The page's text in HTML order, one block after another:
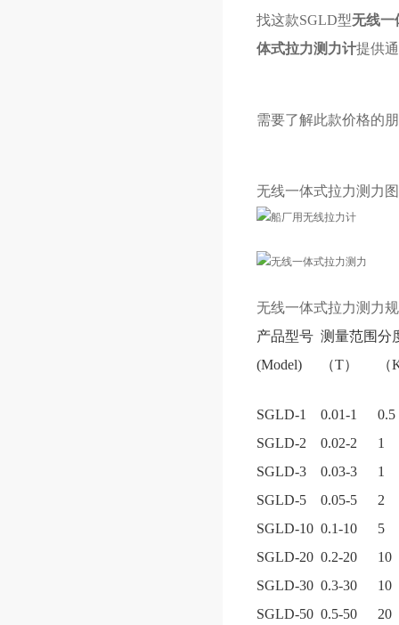
找这款SGLD型无线一
体式拉力测力计提供
需要了解此款价格的
无线一体式拉力测力
无线一体式拉力测力
产品型号
(Model)
测量范围
（T）
分
SGLD-1 0.01-1
0.5
SGLD-2
0.02-2
1
SGLD-3
0.03-3
1
SGLD-5
0.05-5
2
SGLD-10 0.1-10
5
SGLD-20 0.2-20
10
SGLD-30 0.3-30
10
SGLD-50 0.5-50
20